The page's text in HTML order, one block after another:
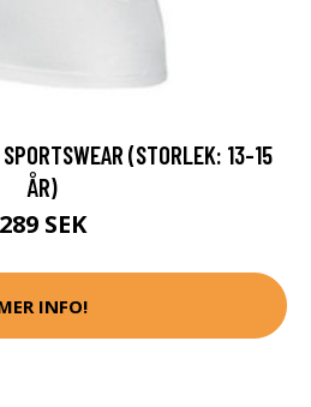
(STORLEK: 13-15
ÅR)
289 SEK
INFO!